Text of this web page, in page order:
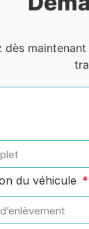
dès maintenant
du véhicule